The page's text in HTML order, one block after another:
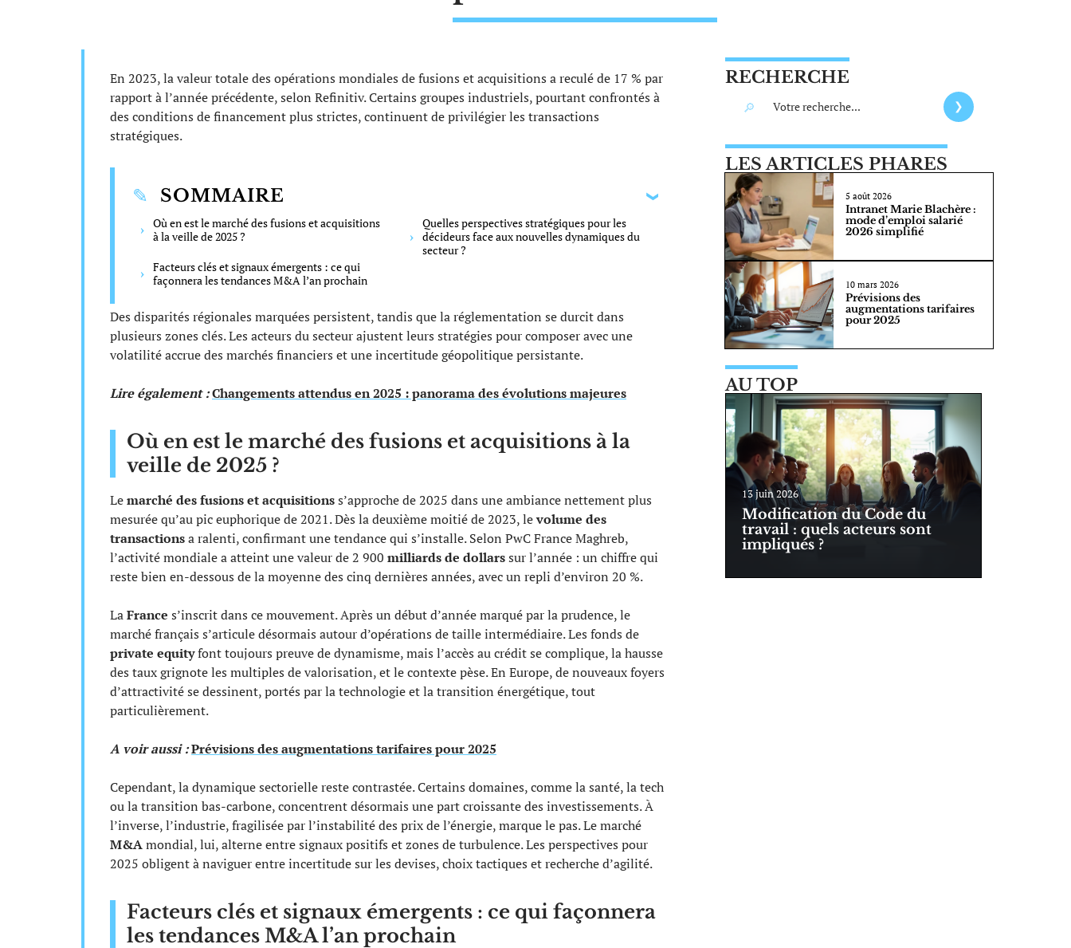
En 2023, la valeur totale des opérations mondiales de fusions et acquisitions a reculé de 17 % par
rapport à l’année précédente, selon Refinitiv. Certains groupes industriels, pourtant confrontés à
des conditions de financement plus strictes, continuent de privilégier les transactions
stratégiques.
SOMMAIRE
Où en est le marché des fusions et acquisitions
à la veille de 2025 ?
Facteurs clés et signaux émergents : ce qui
façonnera les tendances M&A l’an prochain
Quelles perspectives stratégiques pour les
décideurs face aux nouvelles dynamiques du
secteur ?
Des disparités régionales marquées persistent, tandis que la réglementation se durcit dans
plusieurs zones clés. Les acteurs du secteur ajustent leurs stratégies pour composer avec une
volatilité accrue des marchés financiers et une incertitude géopolitique persistante.
Lire également :Changements attendus en 2025 : panorama des évolutions majeures
Où en est le marché des fusions et acquisitions à la
veille de 2025 ?
Lemarché des fusions et acquisitionss’approche de 2025 dans une ambiance nettement plus
mesurée qu’au pic euphorique de 2021. Dès la deuxième moitié de 2023, levolume des
transactionsa ralenti, confirmant une tendance qui s’installe. Selon PwC France Maghreb,
l’activité mondiale a atteint une valeur de 2 900 milliards de dollarssur l’année : un chiffre qui
reste bien en-dessous de la moyenne des cinq dernières années, avec un repli d’environ 20 %.
LaFrance s’inscrit dans ce mouvement. Après un début d’année marqué par la prudence, le
marché français s’articule désormais autour d’opérations de taille intermédiaire. Les fonds de
private equityfont toujours preuve de dynamisme, mais l’accès au crédit se complique, la hausse
des taux grignote les multiples de valorisation, et le contexte pèse. En Europe, de nouveaux foyers
d’attractivité se dessinent, portés par la technologie et la transition énergétique, tout
particulièrement.
A voir aussi :Prévisions des augmentations tarifaires pour 2025
Cependant, la dynamique sectorielle reste contrastée. Certains domaines, comme la santé, la tech
ou la transition bas-carbone, concentrent désormais une part croissante des investissements. À
l’inverse, l’industrie, fragilisée par l’instabilité des prix de l’énergie, marque le pas. Le marché
M&Amondial, lui, alterne entre signaux positifs et zones de turbulence. Les perspectives pour
2025 obligent à naviguer entre incertitude sur les devises, choix tactiques et recherche d’agilité.
Facteurs clés et signaux émergents : ce qui façonnera
les tendances M&A l’an prochain
RECHERCHE
LES ARTICLES PHARES
5 août 2026
Intranet Marie Blachère :
mode d’emploi salarié
2026 simplifié
10 mars 2026
Prévisions des
augmentations tarifaires
pour 2025
AU TOP
13 juin 2026
Modification du Code du
travail : quels acteurs sont
impliqués ?